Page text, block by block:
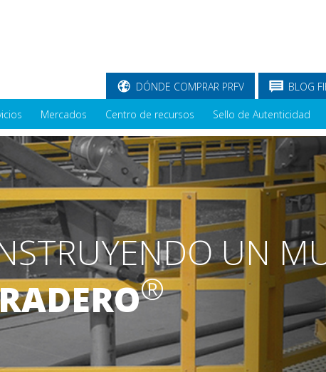
BLOG
DÓNDE COMPRAR PRFV
Mercados Centro de recursos Sello de Autenticidad
UN
®